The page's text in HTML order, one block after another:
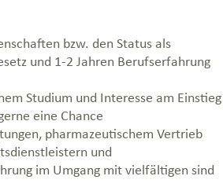
bzw. den Status als
und 1-2 Jahren Berufserfahrung
Studium und Interesse am Einstieg
eine Chance
pharmazeutischem Vertrieb
und
im Umgang mit vielfältigen sind